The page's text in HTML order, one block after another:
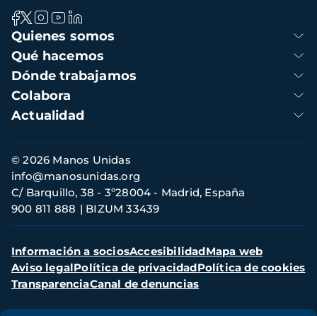
Navegación
principal
Quienes somos
Qué hacemos
Dónde trabajamos
Colabora
Actualidad
Información
de
contacto
© 2026 Manos Unidas
C/ Barquillo, 38 - 3º28004 - Madrid, España
900 811 888
BIZUM 33439
info@manosunidas.org
Menú
secundario
Información a sociosAccesibilidadMapa web
Aviso legalPolítica de privacidadPolítica de cookies
TransparenciaCanal de denuncias